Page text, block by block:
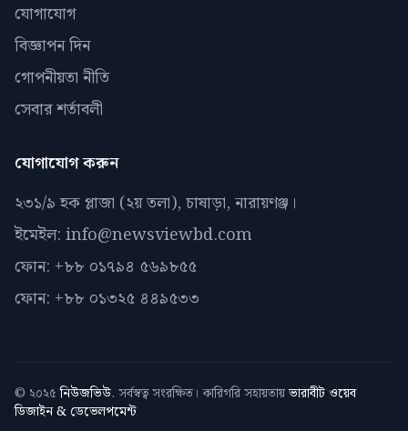
যোগাযোগ
বিজ্ঞাপন দিন
গোপনীয়তা নীতি
সেবার শর্তাবলী
যোগাযোগ করুন
২৩১/৯ হক প্লাজা (২য় তলা), চাষাড়া, নারায়ণঞ্জ।
ইমেইল: info@newsviewbd.com
ফোন: +৮৮ ০১৭৯৪ ৫৬৯৮৫৫
ফোন: +৮৮ ০১৩২৫ ৪৪৯৫৩৩
© ২০২৫ নিউজভিউ. সর্বস্বত্ব সংরক্ষিত। কারিগরি সহায়তায়ভারাবীট ওয়েব
ডিজাইন & ডেভেলপমেন্ট